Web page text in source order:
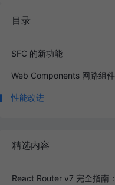
目录
SFC 的新功能
Web Components 网路组件
性能改进
精选内容
React Router v7 完全指南